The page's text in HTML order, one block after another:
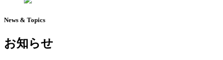
News & Topics
お知らせ